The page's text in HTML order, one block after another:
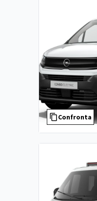
Confronta